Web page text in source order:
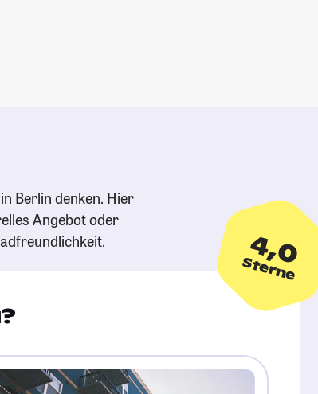
Berlin denken. Hier
Angebot oder
4,0
Sterne